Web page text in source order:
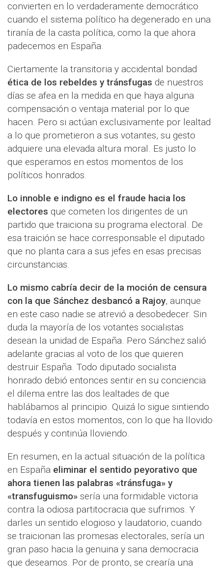
convierten en lo verdaderamente democrático
cuando el sistema político ha degenerado en una
tiranía de la casta política, como la que ahora
padecemos en España.
Ciertamente la transitoria y accidental bondad
ética de los rebeldes y tránsfugas de nuestros
días se afea en la medida en que haya alguna
compensación o ventaja material por lo que
hacen. Pero si actúan exclusivamente por lealtad
a lo que prometieron a sus votantes, su gesto
adquiere una elevada altura moral. Es justo lo
que esperamos en estos momentos de los
políticos honrados.
Lo innoble e indigno es el fraude hacia los
electores que cometen los dirigentes de un
partido que traiciona su programa electoral. De
esa traición se hace corresponsable el diputado
que no planta cara a sus jefes en esas precisas
circunstancias.
Lo mismo cabría decir de la moción de censura
con la que Sánchez desbancó a Rajoy, aunque
en este caso nadie se atrevió a desobedecer. Sin
duda la mayoría de los votantes socialistas
desean la unidad de España. Pero Sánchez salió
adelante gracias al voto de los que quieren
destruir España. Todo diputado socialista
honrado debió entonces sentir en su conciencia
el dilema entre las dos lealtades de que
hablábamos al principio. Quizá lo sigue sintiendo
todavía en estos momentos, con lo que ha llovido
después y continúa lloviendo.
En resumen, en la actual situación de la política
en España eliminar el sentido peyorativo que
ahora tienen las palabras «tránsfuga» y
«transfuguismo» sería una formidable victoria
contra la odiosa partitocracia que sufrimos. Y
darles un sentido elogioso y laudatorio, cuando
se traicionan las promesas electorales, sería un
gran paso hacia la genuina y sana democracia
que deseamos. Por de pronto, se crearía una